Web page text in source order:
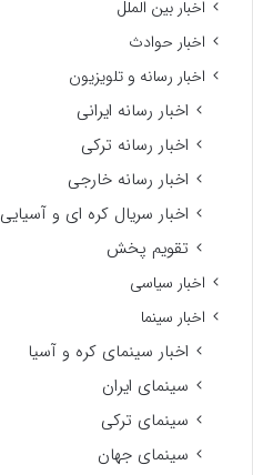
اخبار بین الملل
اخبار حوادث
اخبار رسانه و تلویزیون
اخبار رسانه ایرانی
اخبار رسانه ترکی
اخبار رسانه خارجی
اخبار سریال کره ای و آسیایی
تقویم پخش
اخبار سیاسی
اخبار سینما
اخبار سینمای کره و آسیا
سینمای ایران
سینمای ترکی
سینمای جهان